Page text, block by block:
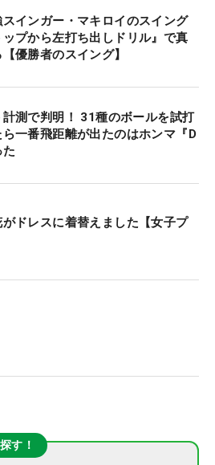
インガー・マキロイのスイング
ップから左打ち出しドリル』で真
優勝者のスイング】
計測で判明！ 31種のボールを試打
一番飛距離が出たのはホンマ『D
がドレスに着替えました【女子プ
す！